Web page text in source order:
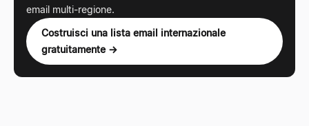
email multi-regione.
Costruisci una lista email internazionale
gratuitamente →